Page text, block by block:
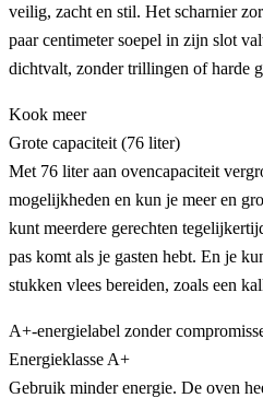
veilig, zacht en stil. Het scharnier
paar centimeter soepel in zijn slot
dichtvalt, zonder trillingen of harde
Kook meer
Grote capaciteit (76 liter)
Met 76 liter aan ovencapaciteit
mogelijkheden en kun je meer en
kunt meerdere gerechten
pas komt als je gasten hebt. En je
stukken vlees bereiden, zoals een
A+-energielabel zonder
Energieklasse A+
Gebruik minder energie. De oven